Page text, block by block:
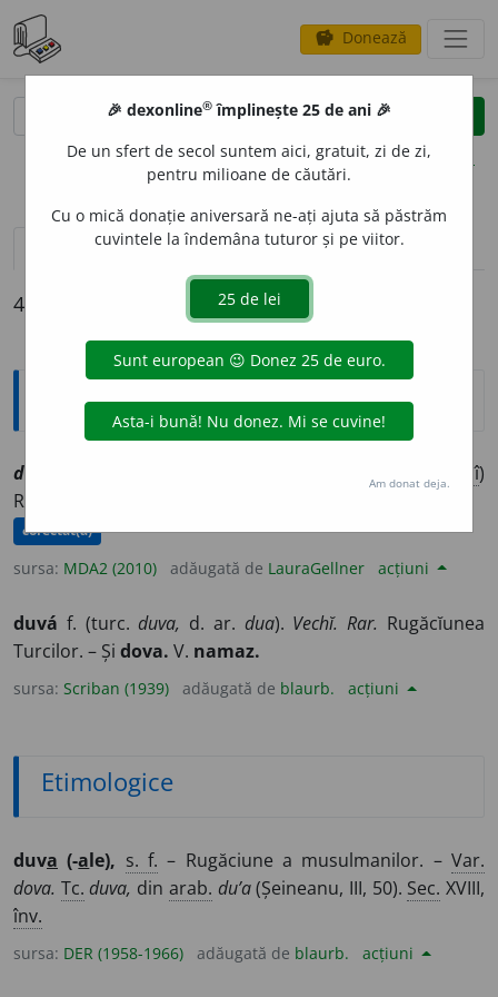
savings Donează
clear
opțiuni
definiții (4) declinări
4 definiții pentru duva
Explicative DEX
duv Tcî)
Rugăciune.
corectat(ă)
sursa: MDA2 (2010) adăugată de LauraGellner acțiuni
duvá f. (turc.duva, d. ar. dua). Vechĭ. Rar. Rugăcĭunea
Turcilor. – Și dova. V. namaz.
sursa: Scriban (1939) adăugată de blaurb. acțiuni
Etimologice
duva (-ale), s. f. – Rugăciune a musulmanilor. –Var.
dova. Tc. duva, din arab. du’a(Șeineanu, III, 50). Sec. XVIII,
înv.
sursa: DER (1958-1966) adăugată de blaurb. acțiuni
🎉 dexonline® împlinește 25 de ani 🎉
De un sfert de secol suntem aici, gratuit, zi de zi,
pentru milioane de căutări.
Cu o mică donație aniversară ne-ați ajuta să păstrăm
cuvintele la îndemâna tuturor și pe viitor.
Am donat deja.